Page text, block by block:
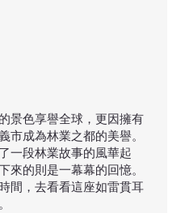
景色享譽全球，更因擁有
市成為林業之都的美譽。
一段林業故事的風華起
來的則是一幕幕的回憶。
間，去看看這座如雷貫耳